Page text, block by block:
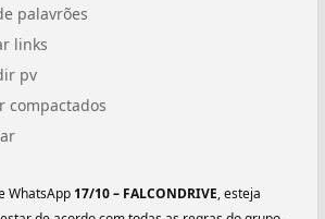
palavrões
links
pv
compactados
WhatsApp 17/10 – FALCONDRIVE, esteja